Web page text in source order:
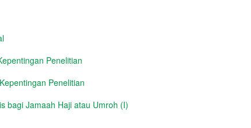
Penelitian
Penelitian
bagi Jamaah Haji atau Umroh (I)